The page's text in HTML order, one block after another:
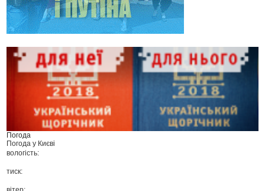
Погода
Погода у Києві
вологість:
тиск: